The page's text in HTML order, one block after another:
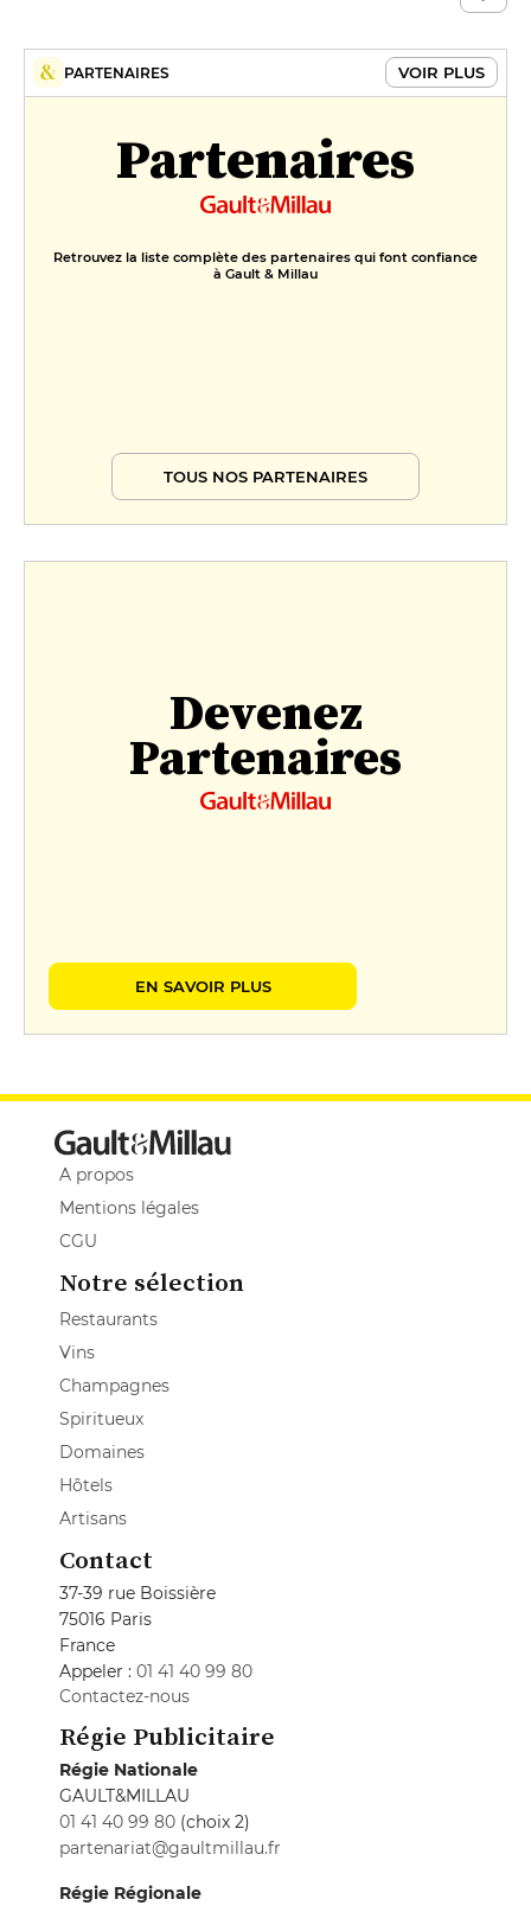
PARTENAIRES VOIR PLUS
Partenaires
Retrouvez la liste complète des partenaires qui font confiance
à Gault & Millau
TOUS NOS PARTENAIRES
Devenez
Partenaires
EN SAVOIR PLUS
A propos
Mentions légales
CGU
Notre sélection
Restaurants
Vins
Champagnes
Spiritueux
Domaines
Hôtels
Artisans
Contact
37-39 rue Boissière
75016 Paris
France
Appeler : 01 41 40 99 80
Contactez-nous
Régie Publicitaire
Régie Nationale
GAULT&MILLAU
01 41 40 99 80 (choix 2)
partenariat@gaultmillau.fr
Régie Régionale